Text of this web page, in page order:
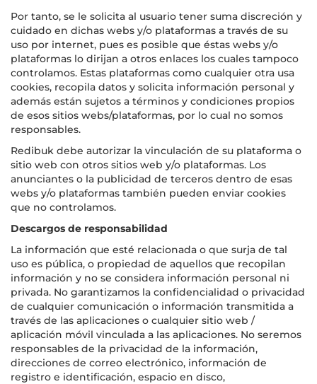
Por tanto, se le solicita al usuario tener suma discreción y
cuidado en dichas webs y/o plataformas a través de su
uso por internet, pues es posible que éstas webs y/o
plataformas lo dirijan a otros enlaces los cuales tampoco
controlamos. Estas plataformas como cualquier otra usa
cookies, recopila datos y solicita información personal y
además están sujetos a términos y condiciones propios
de esos sitios webs/plataformas, por lo cual no somos
responsables.
Redibuk debe autorizar la vinculación de su plataforma o
sitio web con otros sitios web y/o plataformas. Los
anunciantes o la publicidad de terceros dentro de esas
webs y/o plataformas también pueden enviar cookies
que no controlamos.
Descargos de responsabilidad
La información que esté relacionada o que surja de tal
uso es pública, o propiedad de aquellos que recopilan
información y no se considera información personal ni
privada. No garantizamos la confidencialidad o privacidad
de cualquier comunicación o información transmitida a
través de las aplicaciones o cualquier sitio web /
aplicación móvil vinculada a las aplicaciones. No seremos
responsables de la privacidad de la información,
direcciones de correo electrónico, información de
registro e identificación, espacio en disco,